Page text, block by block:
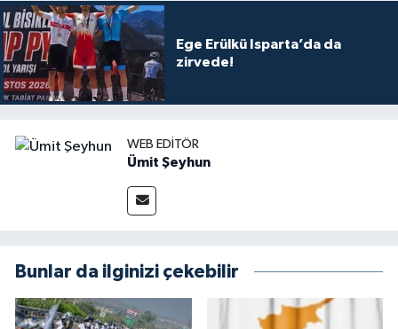
Ege Erülkü Isparta’da da
zirvede!
WEB EDITÖR
Ümit Şeyhun
Bunlar da ilginizi çekebilir